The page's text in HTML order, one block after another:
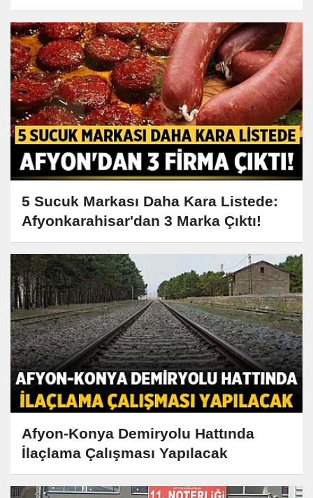
5 Sucuk Markası Daha Kara Listede:
Afyonkarahisar'dan 3 Marka Çıktı!
Afyon-Konya Demiryolu Hattında
İlaçlama Çalışması Yapılacak